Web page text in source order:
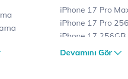
iPhone 17 Pro
iPhone 17 Pro
iPhone 17 256GB
iPhone 17 Air
Devamını Gör